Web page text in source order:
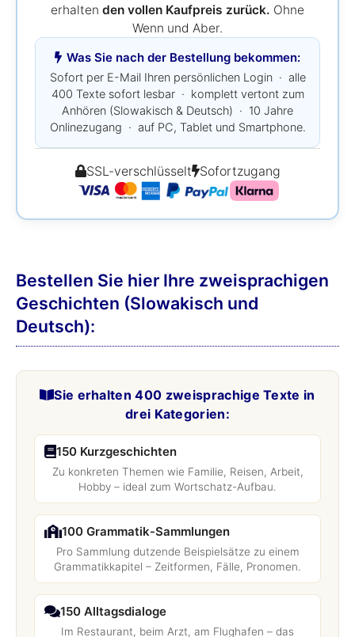
erhalten den vollen Kaufpreis zurück. Ohne
Wenn und Aber.
Was Sie nach der Bestellung bekommen:
Sofort per E-Mail Ihren persönlichen Login · alle
400 Texte sofort lesbar · komplett vertont zum
Anhören (Slowakisch & Deutsch) · 10 Jahre
Onlinezugang · auf PC, Tablet und Smartphone.
SSL-verschlüsselt Sofortzugang
Bestellen Sie hier Ihre zweisprachigen
Geschichten (Slowakisch und
Deutsch):
Sie erhalten 400 zweisprachige Texte in
drei Kategorien:
150 Kurzgeschichten
Zu konkreten Themen wie Familie, Reisen, Arbeit,
Hobby – ideal zum Wortschatz-Aufbau.
100 Grammatik-Sammlungen
Pro Sammlung dutzende Beispielsätze zu einem
Grammatikkapitel – Zeitformen, Fälle, Pronomen.
150 Alltagsdialoge
Im Restaurant, beim Arzt, am Flughafen – das